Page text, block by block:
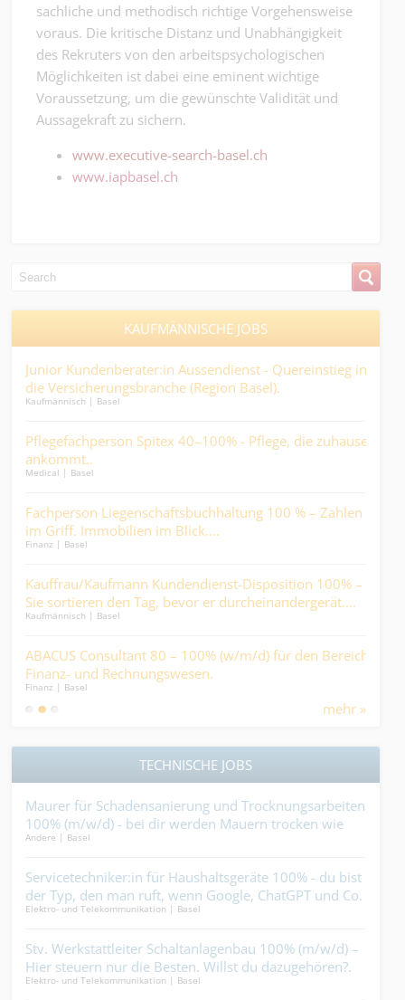
sachliche und methodisch richtige Vorgehensweise
voraus. Die kritische Distanz und Unabhängigkeit
des Rekruters von den arbeitspsychologischen
Möglichkeiten ist dabei eine eminent wichtige
Voraussetzung, um die gewünschte Validität und
Aussagekraft zu sichern.
www.executive-search-basel.ch
www.iapbasel.ch
KAUFMÄNNISCHE JOBS
Junior Kundenberater:in Aussendienst - Quereinstieg in
die Versicherungsbranche (Region Basel).
Kaufmännisch | Basel
Pflegefachperson Spitex 40–100% - Pflege, die zuhause
ankommt..
Medical | Basel
Fachperson Liegenschaftsbuchhaltung 100 % – Zahlen
im Griff. Immobilien im Blick....
Finanz | Basel
Kauffrau/Kaufmann Kundendienst-Disposition 100% –
Sie sortieren den Tag, bevor er durcheinandergerät....
Kaufmännisch | Basel
ABACUS Consultant 80 – 100% (w/m/d) für den Bereich
Finanz- und Rechnungswesen.
Finanz | Basel
mehr »
TECHNISCHE JOBS
Maurer für Schadensanierung und Trocknungsarbeiten
100% (m/w/d) - bei dir werden Mauern trocken wie
Zunder....
Andere | Basel
Servicetechniker:in für Haushaltsgeräte 100% - du bist
der Typ, den man ruft, wenn Google, ChatGPT und Co.
keine Lösung mehr weiss....
Elektro- und Telekommunikation | Basel
Stv. Werkstattleiter Schaltanlagenbau 100% (m/w/d) –
Hier steuern nur die Besten. Willst du dazugehören?.
Elektro- und Telekommunikation | Basel